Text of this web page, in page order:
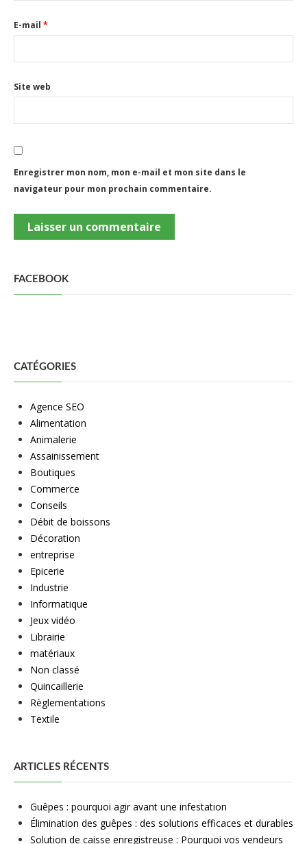
E-mail *
Site web
Enregistrer mon nom, mon e-mail et mon site dans le
navigateur pour mon prochain commentaire.
FACEBOOK
CATÉGORIES
Agence SEO
Alimentation
Animalerie
Assainissement
Boutiques
Commerce
Conseils
Débit de boissons
Décoration
entreprise
Epicerie
Industrie
Informatique
Jeux vidéo
Librairie
matériaux
Non classé
Quincaillerie
Règlementations
Textile
ARTICLES RÉCENTS
Guêpes : pourquoi agir avant une infestation
Élimination des guêpes : des solutions efficaces et durables
Solution de caisse enregistreuse : Pourquoi vos vendeurs